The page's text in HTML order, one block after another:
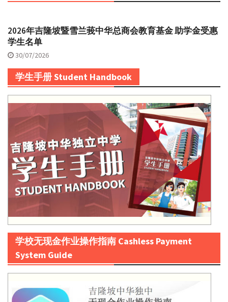
2026年吉隆坡暨雪兰莪中华总商会教育基金 助学金受惠
学生名单
30/07/2026
学生手册 Student Handbook
学校无现金作业操作指南 Cashless Payment
System Guide